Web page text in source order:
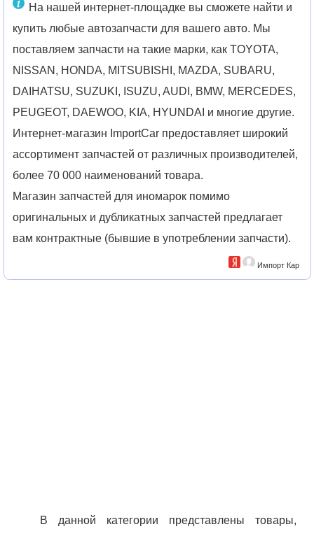
На нашей интернет-площадке вы сможете найти и
купить любые автозапчасти для вашего авто. Мы
поставляем запчасти на такие марки, как TOYOTA,
NISSAN, HONDA, MITSUBISHI, MAZDA, SUBARU,
DAIHATSU, SUZUKI, ISUZU, AUDI, BMW, MERCEDES,
PEUGEOT, DAEWOO, KIA, HYUNDAI и многие другие.
Интернет-магазин ImportCar предоставляет широкий
ассортимент запчастей от различных производителей,
более 70 000 наименований товара.
Магазин запчастей для иномарок помимо
оригинальных и дубликатных запчастей предлагает
вам контрактные (бывшие в употреблении запчасти).
Импорт Кар
В данной категории представлены товары,